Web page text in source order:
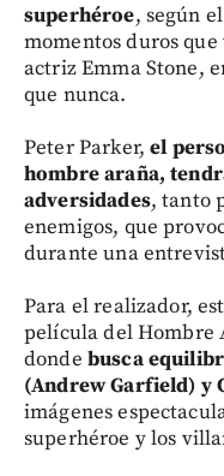
superhéroe, según
momentos duros
actriz Emma Stone,
que nunca.
Peter Parker,el
hombre araña,
adversidades, tanto
enemigos, que
durante una
Para el realizador,
película del Hombre
donde busca
(Andrew Garfield) y
imágenes
superhéroe y los